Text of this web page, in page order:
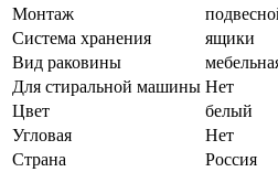
Монтаж
Система хранения
ящики
Вид раковины
Для стиральной машины Нет
Цвет
белый
Угловая
Нет
Страна
Россия